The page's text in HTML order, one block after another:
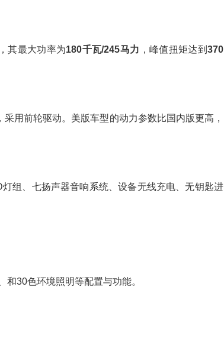
其最大功率为180千瓦/245马力 ，峰值扭矩达到370
用前轮驱动。美版车型的动力参数比国内版更高，
灯组、七扬声器音响系统、设备无线充电、无钥匙进
和30色环境照明等配置与功能。